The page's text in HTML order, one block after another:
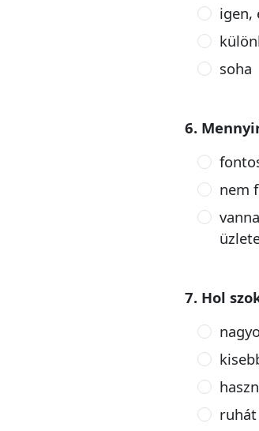
igen,
soha
6.
nem
7. Hol